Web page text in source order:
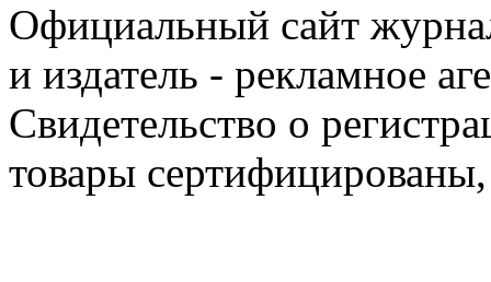
Официальный сайт
и издатель - рекламное
Свидетельство о
товары